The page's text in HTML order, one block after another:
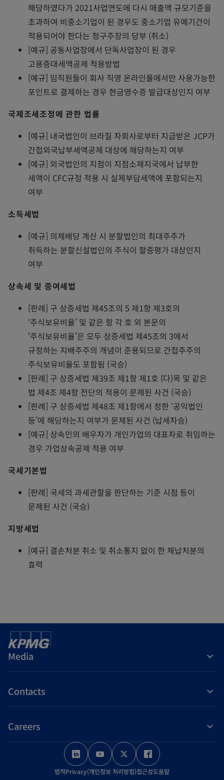
해당하였다가 2021사업연도에 다시 매출액 규모기준을
초과하여 비중소기업이 된 경우도 중소기업 유예기간이
적용되어야 한다는 청구주장의 당부 (취소)
[예규] 공동사업장에서 단독사업장이 된 경우
고용증대세액공제 적용방법
[예규] 임직원들이 회사 직영 온라인몰에서만 사용가능한
포인트로 결제하는 경우 현금영수증 발급대상인지 여부
국제조세조정에 관한 법률
[예규] 내국법인이 브라질 자회사로부터 지급받은 JCP가
간접외국납부세액공제 대상에 해당하는지 여부
[예규] 외국법인의 지점이 지점소재지국에서 납부한
세액이 CFC규정 적용 시 실제부담세액에 포함되는지
여부
소득세법
[예규] 의제배당 계산 시 분할법인의 최대주주가
취득하는 분할신설법인의 주식이 할증평가 대상인지
여부
상속세 및 증여세법
[판례] 구 상증세법 제45조의 5 제1항 제3호의
‘주식보유비율’ 및 같은 항 각 호 외 본문의
‘주식보유비율’은 모두 상증세법 제45조의 3에서
규정하는 지배주주의 개념이 준용되므로 간접주주의
주식보유비율도 포함됨 (국승)
[판례] 구 상증세법 제39조 제1항 제1호 (다)목 및 같은
법 제4조 제4항 전단의 적용이 문제된 사건 (국승)
[판례] 구 상증세법 제48조 제1항에서 정한 ‘공익법인
등’에 해당하는지 여부가 문제된 사건 (납세자승)
[예규] 상속인의 배우자가 개인가업의 대표자로 취임하는
경우 가업상속공제 적용 여부
국세기본법
[판례] 국세의 과세관할을 판단하는 기준 시점 등이
문제된 사건 (국승)
지방세법
[예규] 결손처분 취소 및 취소통지 없이 한 체납처분의
효력
Media
Contacts
Careers
o
p
e
o
p
e
o
p
e
o
e
법적Privacy(개인정보 처리방침)접근성도움말